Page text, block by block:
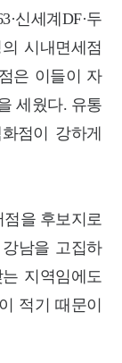
신세계DF·두
시내면세점
은 이들이 자
세웠다. 유통
점이 강하게
을 후보지로
남을 고집하
지역임에도
적기 때문이